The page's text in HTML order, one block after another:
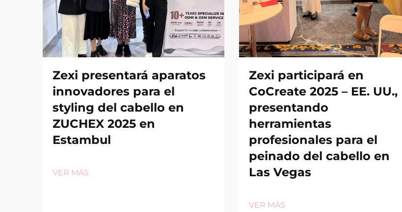
Zexi presentará aparatos
innovadores para el
styling del cabello en
ZUCHEX 2025 en
Estambul
VER MÁS
Zexi participará en
CoCreate 2025 – EE. UU.,
presentando
herramientas
profesionales para el
peinado del cabello en
Las Vegas
VER MÁS